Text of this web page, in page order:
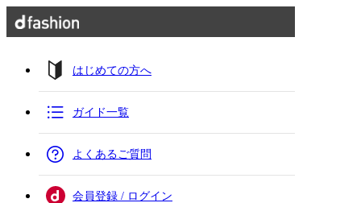
はじめての方へ
ガイド一覧
よくあるご質問
会員登録 / ログイン